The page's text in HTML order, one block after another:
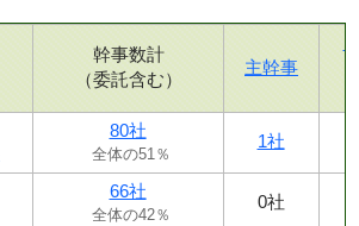
幹事数計
（委託含む）
主幹事
80社
全体の51％
1社
66社
全体の42％
0社